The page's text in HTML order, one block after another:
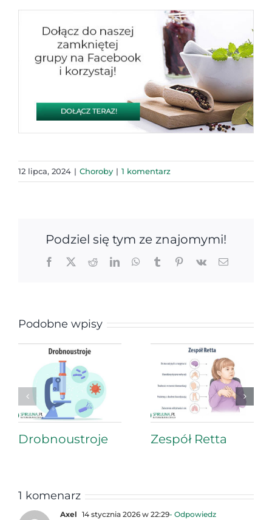
12 lipca, 2024 | Choroby | 1 komentarz
Podziel się tym ze znajomymi!
Facebook
X RedditLinkedInWhatsApp
TumblrPinterest
Vk Email
Podobne wpisy
Drobnoustroje Zespół Retta
1 komenarz
Axel 14 stycznia 2026 w 22:29- Odpowiedz